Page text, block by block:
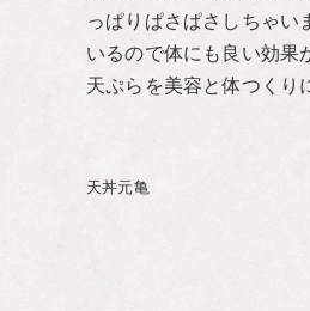
っぱりぱさぱさしちゃい
いるので体にも良い効果
天ぷらを美容と体つくり
天丼元亀